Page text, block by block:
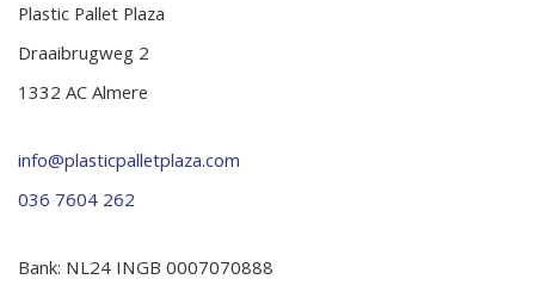
Plastic Pallet Plaza
Draaibrugweg 2
1332 AC Almere
info@plasticpalletplaza.com
036 7604 262
Bank: NL24 INGB 0007070888